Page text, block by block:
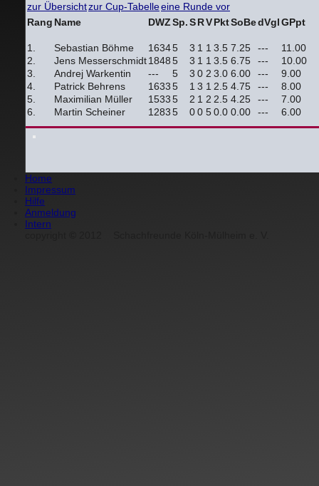
zur Übersichtzur Cup-Tabelleeine Runde vor
Rang Name DWZSp.SRVPktSoBedVglGPpt
1. Sebastian Böhme 16345 3 1 1 3.5 7.25 ---
11.00
2.
Jens Messerschmidt18485 3 1 1 3.5 6.75 ---
10.00
3.
Andrej Warkentin --- 5 3 0 2 3.0 6.00 ---
9.00
4.
Patrick Behrens 16335 1 3 1 2.5 4.75 ---
8.00
5.
Maximilian Müller 15335 2 1 2 2.5 4.25 ---
7.00
6.
Martin Scheiner 12835 00 50.0 0.00 --- 6.00
Home
Impressum
Hilfe
Anmeldung
Intern